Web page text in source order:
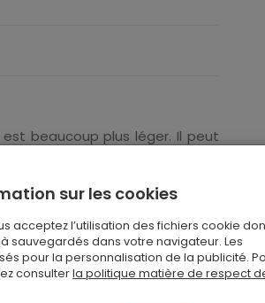
beaucoup plus léger. Il peut
de panneau de liège pèse
ne pourront pénétrer dans le
sur les cookies
acceptez l’utilisation des fichiers cookie
sauvegardés dans votre navigateur. Les
pour la personnalisation de la publicité.
consulterla politique matière de respect